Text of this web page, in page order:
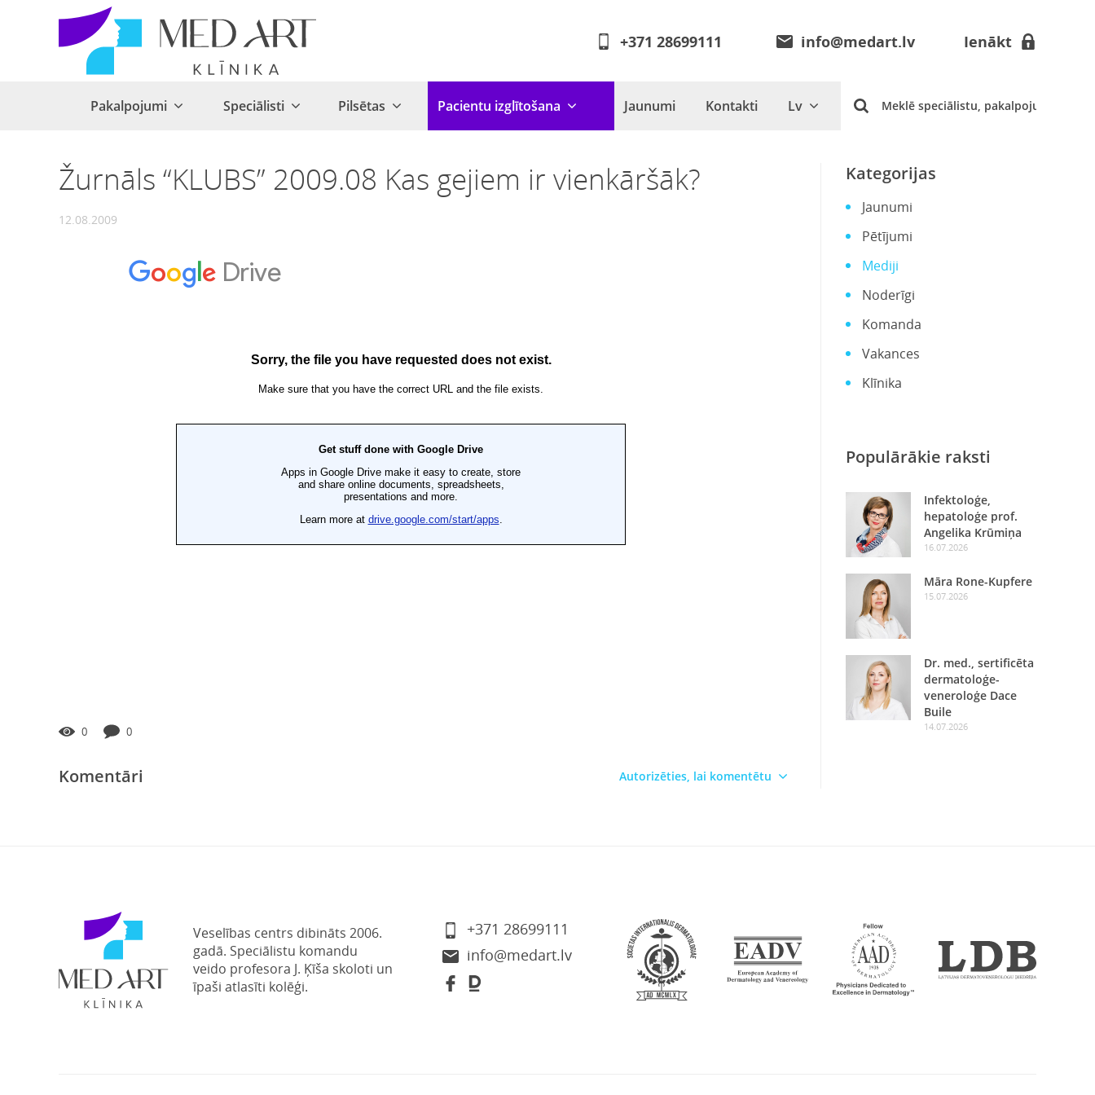
+371 28699111 info@medart.lv Ienākt
Pakalpojumi Speciālisti Pilsētas Pacientu izglītošana Jaunumi Kontakti Lv
Žurnāls “KLUBS” 2009.08 Kas gejiem ir vienkāršāk?
12.08.2009
0 0
Komentāri Autorizēties, lai komentētu
Kategorijas
Jaunumi
Pētījumi
Mediji
Noderīgi
Komanda
Vakances
Klīnika
Populārākie raksti
Infektoloģe,
hepatoloģe prof.
Angelika Krūmiņa
16.07.2026
Māra Rone-Kupfere
15.07.2026
Dr. med., sertificēta
dermatoloģe-
veneroloģe Dace
Buile
14.07.2026
Veselības centrs dibināts 2006.
gadā. Speciālistu komandu
veido profesora J. Ķīša skoloti un
īpaši atlasīti kolēģi.
+371 28699111
info@medart.lv